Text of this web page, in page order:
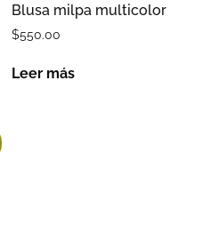
Blusa milpa multicolor
$550.00
Leer más